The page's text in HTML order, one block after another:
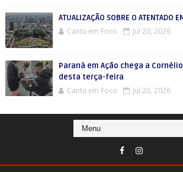
ATUALIZAÇÃO SOBRE O ATENTADO
Cantu em Foco Jul 20, 2026
Paraná em Ação chega a
desta terça-feira
Cantu em Foco Jul 20, 2026